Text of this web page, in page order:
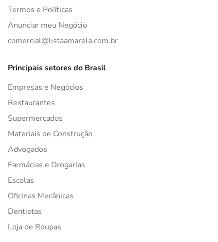
Termos e Políticas
Anunciar meu Negócio
comercial@listaamarela.com.br
Principais setores do Brasil
Empresas e Negócios
Restaurantes
Supermercados
Materiais de Construção
Advogados
Farmácias e Drogarias
Escolas
Oficinas Mecânicas
Dentistas
Loja de Roupas